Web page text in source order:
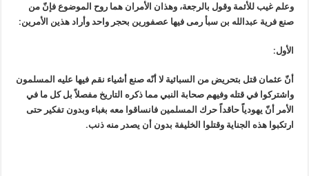
وعلم غيب للأئمة وقول بالرجعة، وهذان الأمران هما روح الموضوع فإنّ من
صنع فرية عبدالله بن سبأ رمى فيها عصفورين بحجر واحد وأراد هذين الأمرين:
الأول:
أنّ عثمان قتل بتحريض من السبائية لا أنّه صنع أشياء نقم فيها عليه المسلمون
واشتركوا في قتله وفيهم صحابة النبي مما ذكره التاريخ مفصلاً بل كل ما في
الأمر أنّ يهودياً حاقداً حرك المسلمين فانساقوا معه بغباء وبدون تفكير حتى
ارتكبوا هذه الجناية وقتلوا الخليفة بدون أن يصدر منه ذنب.